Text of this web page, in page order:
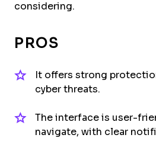
considering.
PROS
It offers strong
cyber threats.
The interface is user-
navigate, with clear